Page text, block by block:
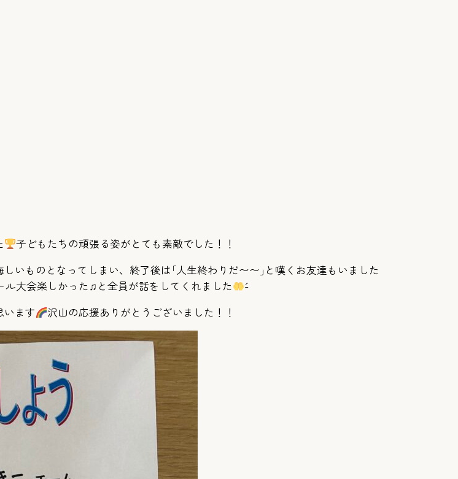
子どもたちの頑張る姿がとても素敵でした！！
いものとなってしまい、終了後は｢人生終わりだ〜〜｣と嘆くお友達もいました
大会楽しかった♫と全員が話をしてくれました
´-
います
沢山の応援ありがとうございました！！